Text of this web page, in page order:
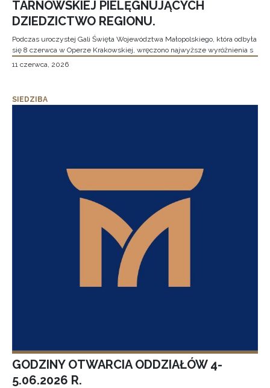
TARNOWSKIEJ PIELĘGNUJĄCYCH
DZIEDZICTWO REGIONU.
Podczas uroczystej Gali Święta Województwa Małopolskiego, która odbyła
się 8 czerwca w Operze Krakowskiej, wręczono najwyższe wyróżnienia s
11 czerwca, 2026
SIEDZIBA
GODZINY OTWARCIA ODDZIAŁÓW 4-
5.06.2026 R.